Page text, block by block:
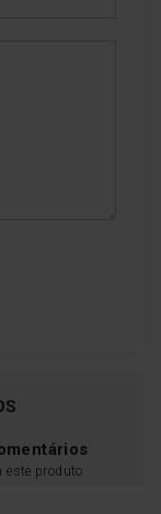
este produto